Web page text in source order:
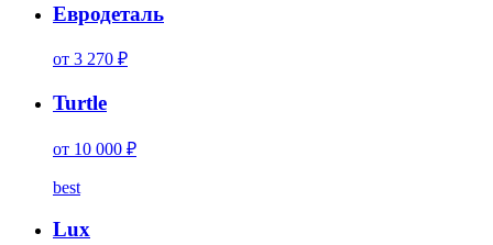
Евродеталь
от 3 270 ₽
Turtle
от 10 000 ₽
best
Lux